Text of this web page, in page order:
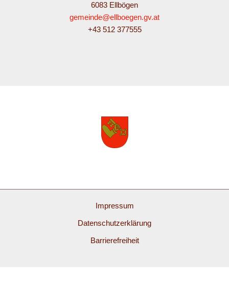
6083 Ellbögen
gemeinde@ellboegen.gv.at
+43 512 377555
Impressum
Datenschutzerklärung
Barrierefreiheit